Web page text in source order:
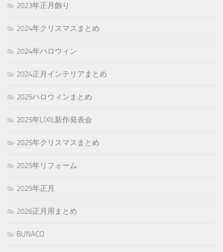
2023年正月飾り
2024年クリスマスまとめ
2024年ハロウィン
2024正月インテリアまとめ
2025ハロウィンまとめ
2025年LIXIL新作発表会
2025年クリスマスまとめ
2025年リフォーム
2025年正月
2026正月用まとめ
BUNACO